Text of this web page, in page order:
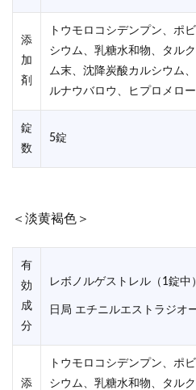
添
加
剤
トウモロコシデンプン、ポ
シウム、乳糖水和物、タル
ム末、沈降炭酸カルシウム
ルナウバロウ、ヒプロメロ
錠
数
5錠
＜淡黄褐色＞
有
効
成
分
レボノルゲストレル（1錠
日局 エチニルエストラジオ
添
トウモロコシデンプン、ポ
シウム、乳糖水和物、タル